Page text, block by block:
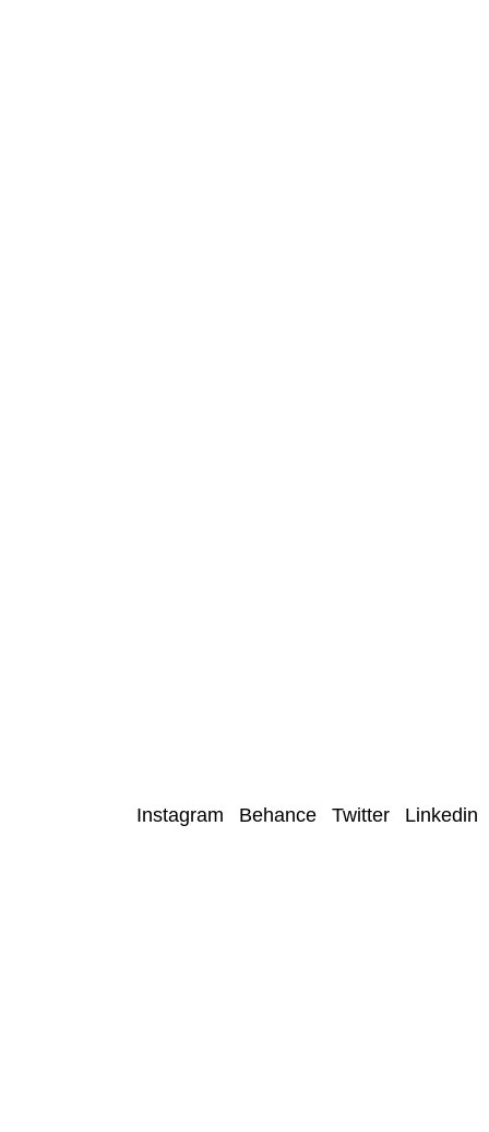
Instagram Behance Twitter Linkedin